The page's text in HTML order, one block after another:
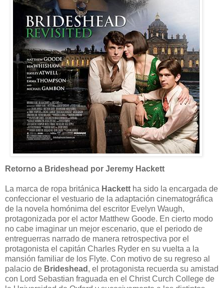
Retorno a Brideshead por Jeremy Hackett
La marca de ropa británica Hackett ha sido la encargada de
confeccionar el vestuario de la adaptación cinematográfica
de la novela homónima del escritor Evelyn Waugh,
protagonizada por el actor Matthew Goode. En cierto modo
no cabe imaginar un mejor escenario, que el periodo de
entreguerras narrado de manera retrospectiva por el
protagonista el capitán Charles Ryder en su vuelta a la
mansión familiar de los Flyte. Con motivo de su regreso al
palacio de Brideshead , el protagonista recuerda su amistad
con Lord Sebastian fraguada en el Christ Curch College de